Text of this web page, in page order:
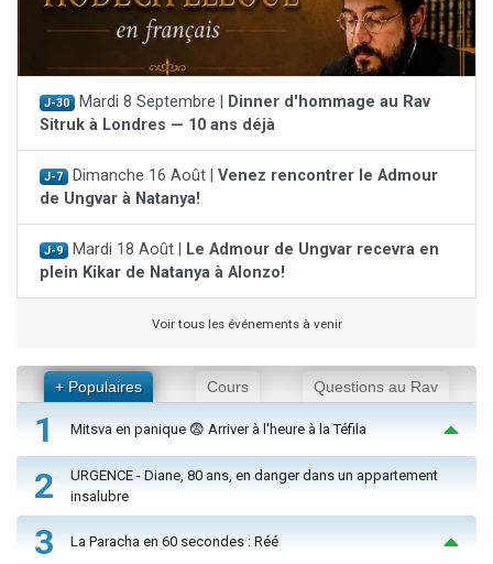
J-30 Mardi 8 Septembre |
Dinner d'hommage au Rav
Sitruk à Londres — 10 ans déjà
J-7 Dimanche 16 Août | Venez rencontrer le Admour
de Ungvar à Natanya!
J-9 Mardi 18 Août |
Le Admour de Ungvar recevra en
plein Kikar de Natanya à Alonzo!
Voir tous les événements à venir
+ Populaires Cours Questions au Rav
1 Mitsva en panique 😨 Arriver à l'heure à la Téfila
2
URGENCE - Diane, 80 ans, en danger dans un appartement
insalubre
3 La Paracha en 60 secondes : Réé